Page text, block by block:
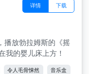
详情 下载
播放勃拉姆斯的《摇
我的婴儿床上方！
令人毛骨悚然 音乐盒